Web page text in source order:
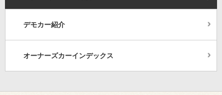
デモカー紹介
オーナーズカーインデックス